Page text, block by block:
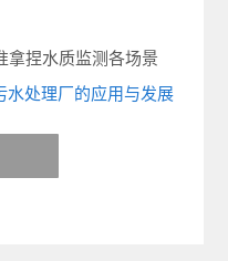
拿捏水质监测各场景
水处理厂的应用与发展